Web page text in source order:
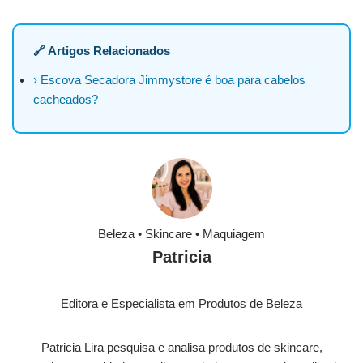
🔗 Artigos Relacionados
› Escova Secadora Jimmystore é boa para cabelos
cacheados?
Beleza • Skincare • Maquiagem
Patricia
Editora e Especialista em Produtos de Beleza
Patricia Lira pesquisa e analisa produtos de skincare,